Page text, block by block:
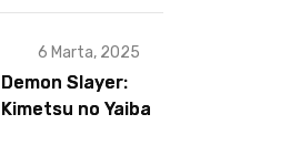
6 Marta, 2025
Demon Slayer:
Kimetsu no Yaiba